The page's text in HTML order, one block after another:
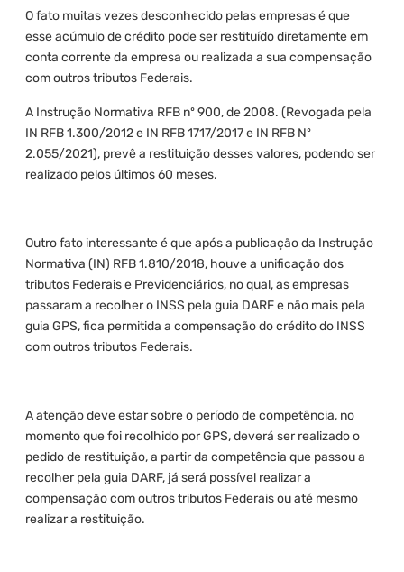
O fato muitas vezes desconhecido pelas empresas é que
esse acúmulo de crédito pode ser restituído diretamente em
conta corrente da empresa ou realizada a sua compensação
com outros tributos Federais.
A Instrução Normativa RFB nº 900, de 2008. (Revogada pela
IN RFB 1.300/2012 e IN RFB 1717/2017 e IN RFB Nº
2.055/2021), prevê a restituição desses valores, podendo ser
realizado pelos últimos 60 meses.
Outro fato interessante é que após a publicação da Instrução
Normativa (IN) RFB 1.810/2018, houve a unificação dos
tributos Federais e Previdenciários, no qual, as empresas
passaram a recolher o INSS pela guia DARF e não mais pela
guia GPS, fica permitida a compensação do crédito do INSS
com outros tributos Federais.
A atenção deve estar sobre o período de competência, no
momento que foi recolhido por GPS, deverá ser realizado o
pedido de restituição, a partir da competência que passou a
recolher pela guia DARF, já será possível realizar a
compensação com outros tributos Federais ou até mesmo
realizar a restituição.